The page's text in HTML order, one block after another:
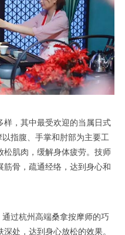
，其中最受欢迎的当属日式
指腹、手掌和肘部为主要工
肌肉，缓解身体疲劳。技师
骨，疏通经络，达到身心和
过杭州高端桑拿按摩师的巧
处，达到身心放松的效果。